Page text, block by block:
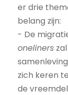
er drie
belang zijn:
- De
oneliners
zich keren
de